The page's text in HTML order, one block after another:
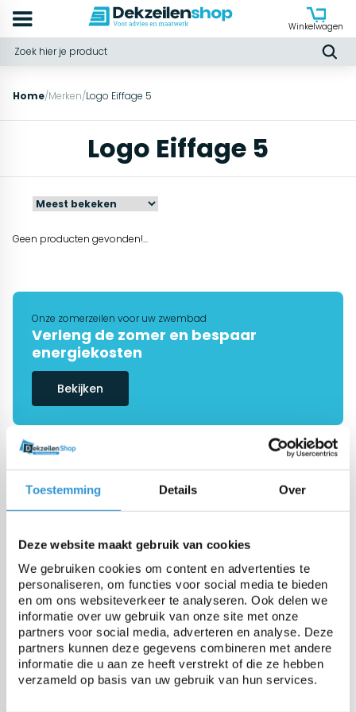
Toestemming Details Over
Deze website maakt gebruik van cookies
We gebruiken cookies om content en advertenties te
personaliseren, om functies voor social media te bieden
en om ons websiteverkeer te analyseren. Ook delen we
informatie over uw gebruik van onze site met onze
partners voor social media, adverteren en analyse. Deze
partners kunnen deze gegevens combineren met andere
informatie die u aan ze heeft verstrekt of die ze hebben
verzameld op basis van uw gebruik van hun services.
Winkelwagen
Home/Merken/Logo Eiffage 5
Logo Eiffage 5
Geen producten gevonden!...
Onze zomerzeilen voor uw zwembad
Verleng de zomer en bespaar
energiekosten
Bekijken
Onze specialisten helpen je graag
verder
Categorieën
Zwembadzeilen